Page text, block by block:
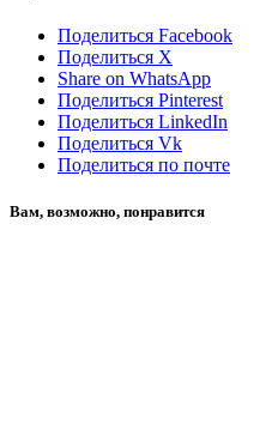
Поделиться Facebook
Поделиться X
Share on WhatsApp
Поделиться Pinterest
Поделиться LinkedIn
Поделиться Vk
Поделиться по почте
Вам, возможно, понравится